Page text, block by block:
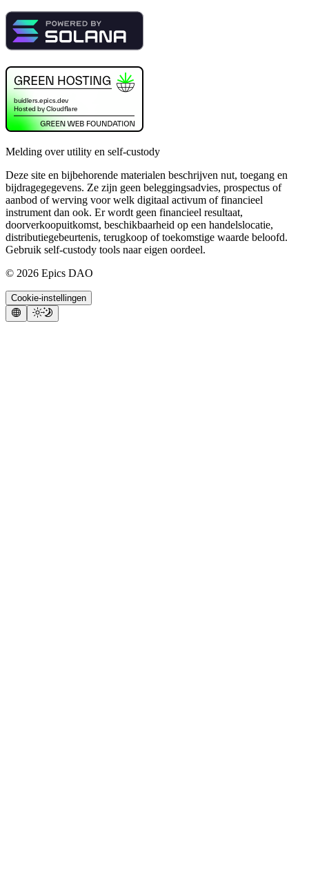
Melding over utility en self-custody
Deze site en bijbehorende materialen beschrijven nut, toegang en
bijdragegegevens. Ze zijn geen beleggingsadvies, prospectus of
aanbod of werving voor welk digitaal activum of financieel
instrument dan ook. Er wordt geen financieel resultaat,
doorverkoopuitkomst, beschikbaarheid op een handelslocatie,
distributiegebeurtenis, terugkoop of toekomstige waarde beloofd.
Gebruik self-custody tools naar eigen oordeel.
© 2026 Epics DAO
Cookie-instellingen